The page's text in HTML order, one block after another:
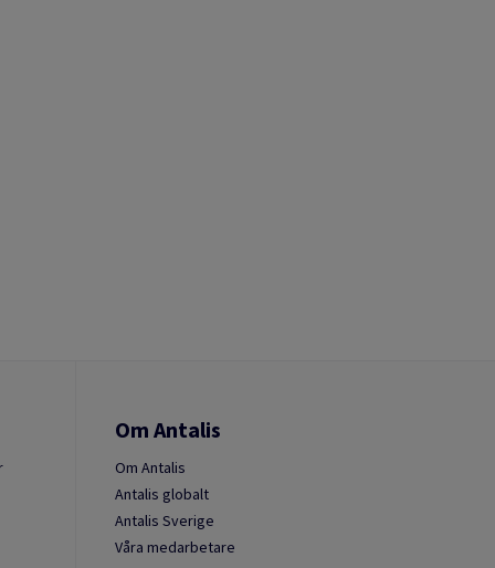
Om Antalis
Om Antalis
Antalis globalt
Antalis Sverige
Våra medarbetare